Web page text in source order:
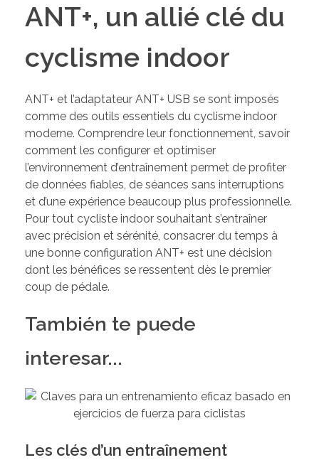
ANT+, un allié clé du
cyclisme indoor
ANT+ et l’adaptateur ANT+ USB se sont imposés
comme des outils essentiels du cyclisme indoor
moderne. Comprendre leur fonctionnement, savoir
comment les configurer et optimiser
l’environnement d’entraînement permet de profiter
de données fiables, de séances sans interruptions
et d’une expérience beaucoup plus professionnelle.
Pour tout cycliste indoor souhaitant s’entraîner
avec précision et sérénité, consacrer du temps à
une bonne configuration ANT+ est une décision
dont les bénéfices se ressentent dès le premier
coup de pédale.
También te puede
interesar...
Les clés d’un entraînement